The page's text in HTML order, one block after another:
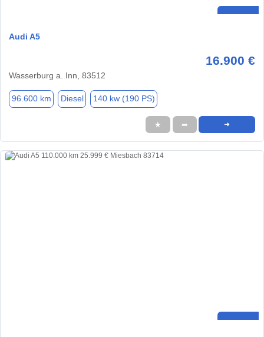
Audi A5
16.900 €
Wasserburg a. Inn, 83512
96.600 km Diesel 140 kw (190 PS)
★ ➦ ➜